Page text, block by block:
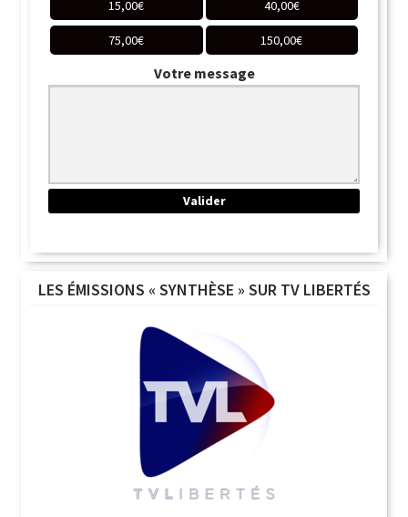
15,00€ 40,00€
75,00€ 150,00€
Votre message
LES ÉMISSIONS « SYNTHÈSE » SUR TV LIBERTÉS